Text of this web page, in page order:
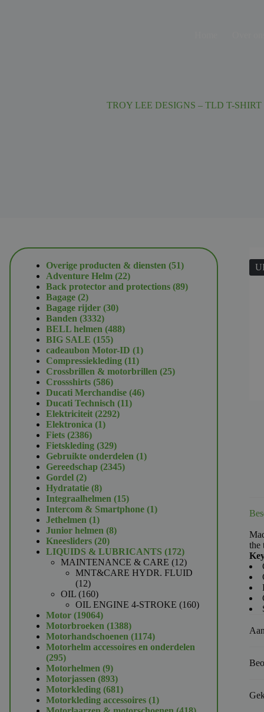
TROY LEE DESIGNS – TLD T-SHIRT
the
Overige producten & diensten 5151
Adventure Helm 2222
producten
Back protector and protections 8989
Bagage 22
producten
Bagage rijder 3030
Banden 33323332
producten
BELL helmen 488488
BIG SALE 155155
producten
cadeaubon Motor-ID 11
Compressiekleding 1111
producten
Crossbrillen & motorbrillen 2525
Crossshirts 586586
producten
Ducati Merchandise 4646
Ducati Technisch 1111
Elektriciteit 22922292
Elektronica 11
Fiets 23862386
producten
Fietskleding 329329
producten
Gebruikte onderdelen 11
Gereedschap 23452345
Gordel 22
producten
Hydratatie 88
producten
Integraalhelmen 1515
producten
Intercom & Smartphone 11
Jethelmen 11
product
Junior helmen 88
Kneesliders 2020
producten
LIQUIDS & LUBRICANTS 172172
producten
MAINTENANCE & CARE 1212
producten
MNT&CARE HYDR. FLUID
1212
producten
OIL 160160
producten
OIL ENGINE 4-STROKE 160160
Motor 1906419064
producten
Motorbroeken 13881388
producten
Motorhandschoenen 11741174
producten
Motorhelm accessoires en onderdelen
295295
producten
Motorhelmen 99
producten
Motorjassen 893893
producten
Motorkleding 681681
producten
Motorkleding accessoires 11
product 418